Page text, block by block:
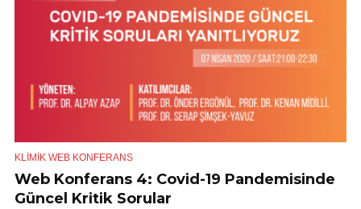
KLIMIK WEB KONFERANS
Web Konferans 4: Covid-19 Pandemisinde
Güncel Kritik Sorular